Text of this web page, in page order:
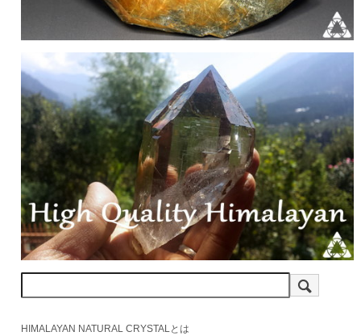
HIMALAYAN NATURAL CRYSTALとは